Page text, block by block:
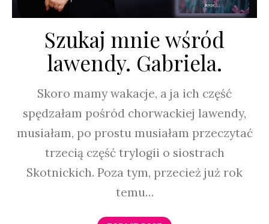
Szukaj mnie wśród
lawendy. Gabriela.
Skoro mamy wakacje, a ja ich część
spędzałam pośród chorwackiej lawendy,
musiałam, po prostu musiałam przeczytać
trzecią część trylogii o siostrach
Skotnickich. Poza tym, przecież już rok
temu…